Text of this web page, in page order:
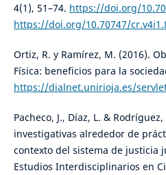
4(1), 51–74. https://doi.org/
https://doi.org/10.70747/
Ortiz, R. y Ramírez, M. (2016).
Física: beneficios para la
https://dialnet.unirioja.es/
Pacheco, J., Díaz, L. &
investigativas alrededor de
contexto del sistema de justicia
Estudios Interdisciplinarios en